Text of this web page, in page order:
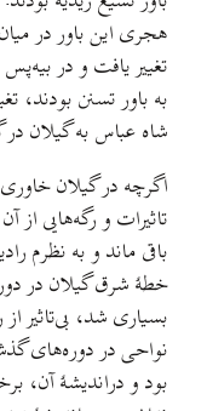
هجری این باور در میان
تغییر یافت و در
به باور تسنن بودند،
شاه عباس به گیلان
اگرچه در گیلان خاوری
تاثیرات و رگه‌هایی از
باقی ماند و به نظرم
خطهٔ شرق گیلان در
بسیاری شد، بی‌تاثیر
نواحی در دوره‌های
بود و دراندیشهٔ آن،